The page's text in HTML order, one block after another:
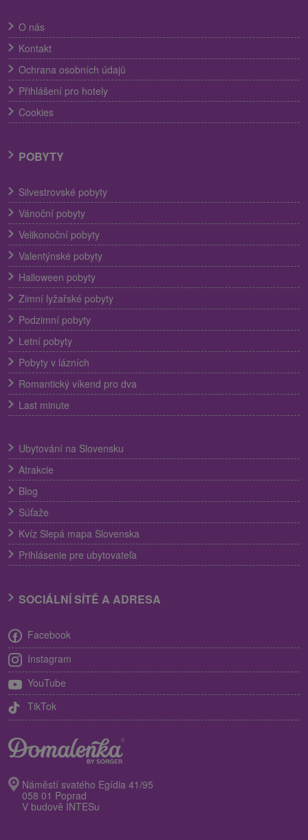
O nás
Kontakt
Ochrana osobních údajů
Přihlášení pro hotely
Cookies
POBYTY
Silvestrovské pobyty
Vánoční pobyty
Velikonoční pobyty
Valentýnské pobyty
Halloween pobyty
Zimní lyžařské pobyty
Podzimní pobyty
Letní pobyty
Pobyty v lázních
Romantický víkend pro dva
Last minute
Ubytování na Slovensku
Atrakcie
Blog
Súťaže
Kvíz Slepá mapa Slovenska
Prihlásenie pre ubytovateľa
SOCIÁLNÍ SÍTĚ A ADRESA
Facebook
Instagram
YouTube
TikTok
Náměstí svatého Egídia 41/95
058 01 Poprad
V budově INTESu